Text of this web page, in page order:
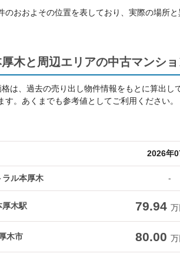
のおおよその位置を表しており、実際の場所
木と周辺エリアの中古マンシ
は、過去の売り出し物件情報をもとに算出
す。あくまでも参考値としてご利用ください。
2026年
ラル本厚木 -
厚木駅 79.94
木市 80.00